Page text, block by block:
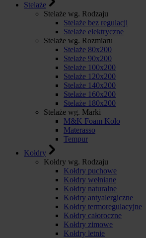
Stelaże
Stelaże wg. Rodzaju
Stelaże bez regulacji
Stelaże elektryczne
Stelaże wg. Rozmiaru
Stelaże 80x200
Stelaże 90x200
Stelaże 100x200
Stelaże 120x200
Stelaże 140x200
Stelaże 160x200
Stelaże 180x200
Stelaże wg. Marki
M&K Foam Kolo
Materasso
Tempur
Kołdry
Kołdry wg. Rodzaju
Kołdry puchowe
Kołdry wełniane
Kołdry naturalne
Kołdry antyalergiczne
Kołdry termoregulacyjne
Kołdry całoroczne
Kołdry zimowe
Kołdry letnie